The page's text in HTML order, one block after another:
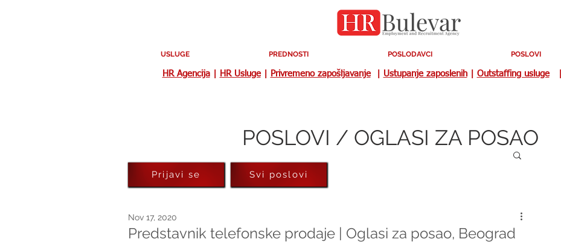
USLUGE PREDNOSTI POSLODAVCI POSLOVI
HR Agencija| HR Usluge| Privremeno zapošljavanje| Ustupanje zaposlenih| Outstaffing usluge|
POSLOVI / OGLASI ZA POSAO
Predstavnik telefonske prodaje | Oglasi za posao, Beograd
Nov 17, 2020
Prijavi se Svi poslovi